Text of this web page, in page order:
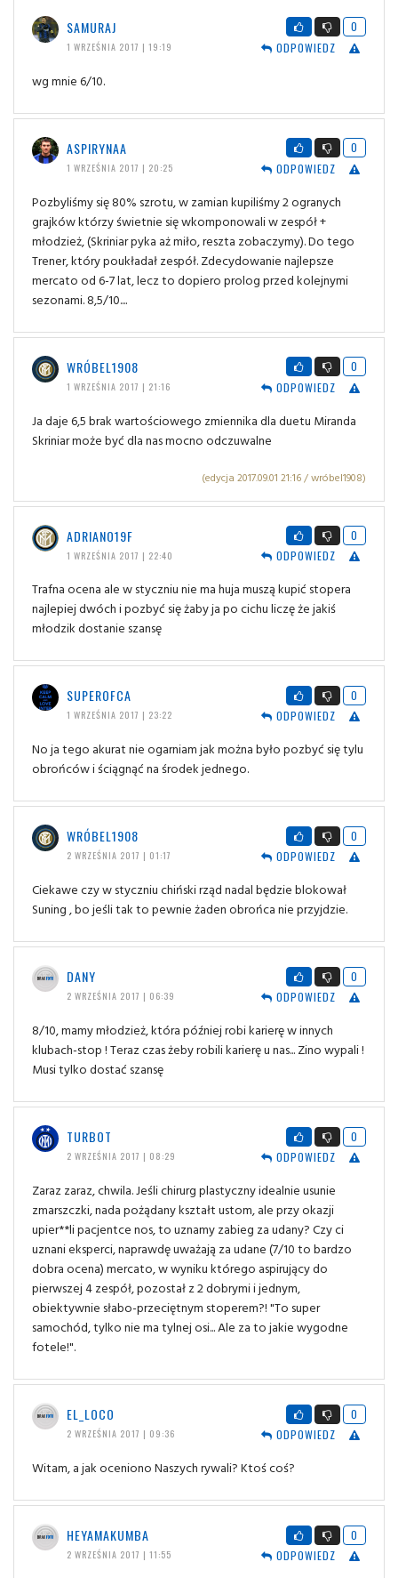
SAMURAJ
1 WRZEŚNIA 2017 | 19:19
0
ODPOWIEDZ
wg mnie 6/10.
ASPIRYNAA
1 WRZEŚNIA 2017 | 20:25
0
ODPOWIEDZ
Pozbyliśmy się 80% szrotu, w zamian kupiliśmy 2 ogranych
grajków którzy świetnie się wkomponowali w zespół +
młodzież, (Skriniar pyka aż miło, reszta zobaczymy). Do tego
Trener, który poukładał zespół. Zdecydowanie najlepsze
mercato od 6-7 lat, lecz to dopiero prolog przed kolejnymi
sezonami. 8,5/10....
WRÓBEL1908
1 WRZEŚNIA 2017 | 21:16
0
ODPOWIEDZ
Ja daje 6,5 brak wartościowego zmiennika dla duetu Miranda
Skriniar może być dla nas mocno odczuwalne
(edycja 2017.09.01 21:16 / wróbel1908)
ADRIANO19F
1 WRZEŚNIA 2017 | 22:40
0
ODPOWIEDZ
Trafna ocena ale w styczniu nie ma huja muszą kupić stopera
najlepiej dwóch i pozbyć się żaby ja po cichu liczę że jakiś
młodzik dostanie szansę
SUPEROFCA
1 WRZEŚNIA 2017 | 23:22
0
ODPOWIEDZ
No ja tego akurat nie ogarniam jak można było pozbyć się tylu
obrońców i ściągnąć na środek jednego.
WRÓBEL1908
2 WRZEŚNIA 2017 | 01:17
0
ODPOWIEDZ
Ciekawe czy w styczniu chiński rząd nadal będzie blokował
Suning , bo jeśli tak to pewnie żaden obrońca nie przyjdzie.
DANY
2 WRZEŚNIA 2017 | 06:39
0
ODPOWIEDZ
8/10, mamy młodzież, która później robi karierę w innych
klubach-stop ! Teraz czas żeby robili karierę u nas... Zino wypali !
Musi tylko dostać szansę
TURBOT
2 WRZEŚNIA 2017 | 08:29
0
ODPOWIEDZ
Zaraz zaraz, chwila. Jeśli chirurg plastyczny idealnie usunie
zmarszczki, nada pożądany kształt ustom, ale przy okazji
upier**li pacjentce nos, to uznamy zabieg za udany? Czy ci
uznani eksperci, naprawdę uważają za udane (7/10 to bardzo
dobra ocena) mercato, w wyniku którego aspirujący do
pierwszej 4 zespół, pozostał z 2 dobrymi i jednym,
obiektywnie słabo-przeciętnym stoperem?! "To super
samochód, tylko nie ma tylnej osi... Ale za to jakie wygodne
fotele!".
EL_LOCO
2 WRZEŚNIA 2017 | 09:36
0
ODPOWIEDZ
Witam, a jak oceniono Naszych rywali? Ktoś coś?
HEYAMAKUMBA
2 WRZEŚNIA 2017 | 11:55
0
ODPOWIEDZ